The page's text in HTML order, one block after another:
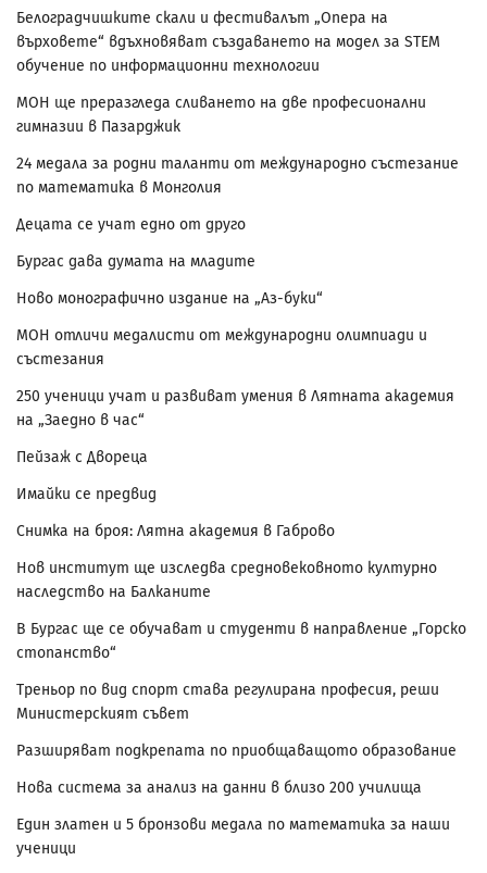
Белоградчишките скали и фестивалът „Опера на
върховете“ вдъхновяват създаването на модел за STEM
обучение по информационни технологии
МОН ще преразгледа сливането на две професионални
гимназии в Пазарджик
24 медала за родни таланти от международно състезание
по математика в Монголия
Децата се учат едно от друго
Бургас дава думата на младите
Ново монографично издание на „Аз-буки“
МОН отличи медалисти от международни олимпиади и
състезания
250 ученици учат и развиват умения в Лятната академия
на „Заедно в час“
Пейзаж с Двореца
Имайки се предвид
Снимка на броя: Лятна академия в Габрово
Нов институт ще изследва средновековното културно
наследство на Балканите
В Бургас ще се обучават и студенти в направление „Горско
стопанство“
Треньор по вид спорт става регулирана професия, реши
Министерският съвет
Разширяват подкрепата по приобщаващото образование
Нова система за анализ на данни в близо 200 училища
Един златен и 5 бронзови медала по математика за наши
ученици